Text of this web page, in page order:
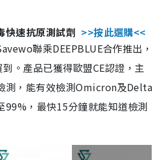
速抗原測試劑 >>按此選購<<
聯乘DEEPBLUE合作推出，
。產品已獲得歐盟CE認證，主
測，能有效檢測Omicron及Delta
99%，最快15分鐘就能知道檢測